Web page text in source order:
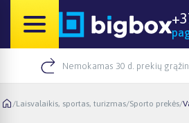
Nemokamas 30 d. prekių
/Laisvalaikis, sportas, turizmas/Sporto prekės/